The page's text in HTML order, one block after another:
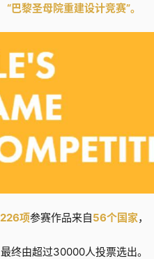
“巴黎圣母院重建设计竞赛”。
226项参赛作品来自56个国家，
最终由超过30000人投票选出。